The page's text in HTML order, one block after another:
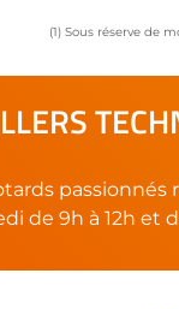
(1) Sous réserve de
passionnés
de 9h à 12h et